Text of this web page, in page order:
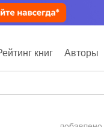
книг Авторы